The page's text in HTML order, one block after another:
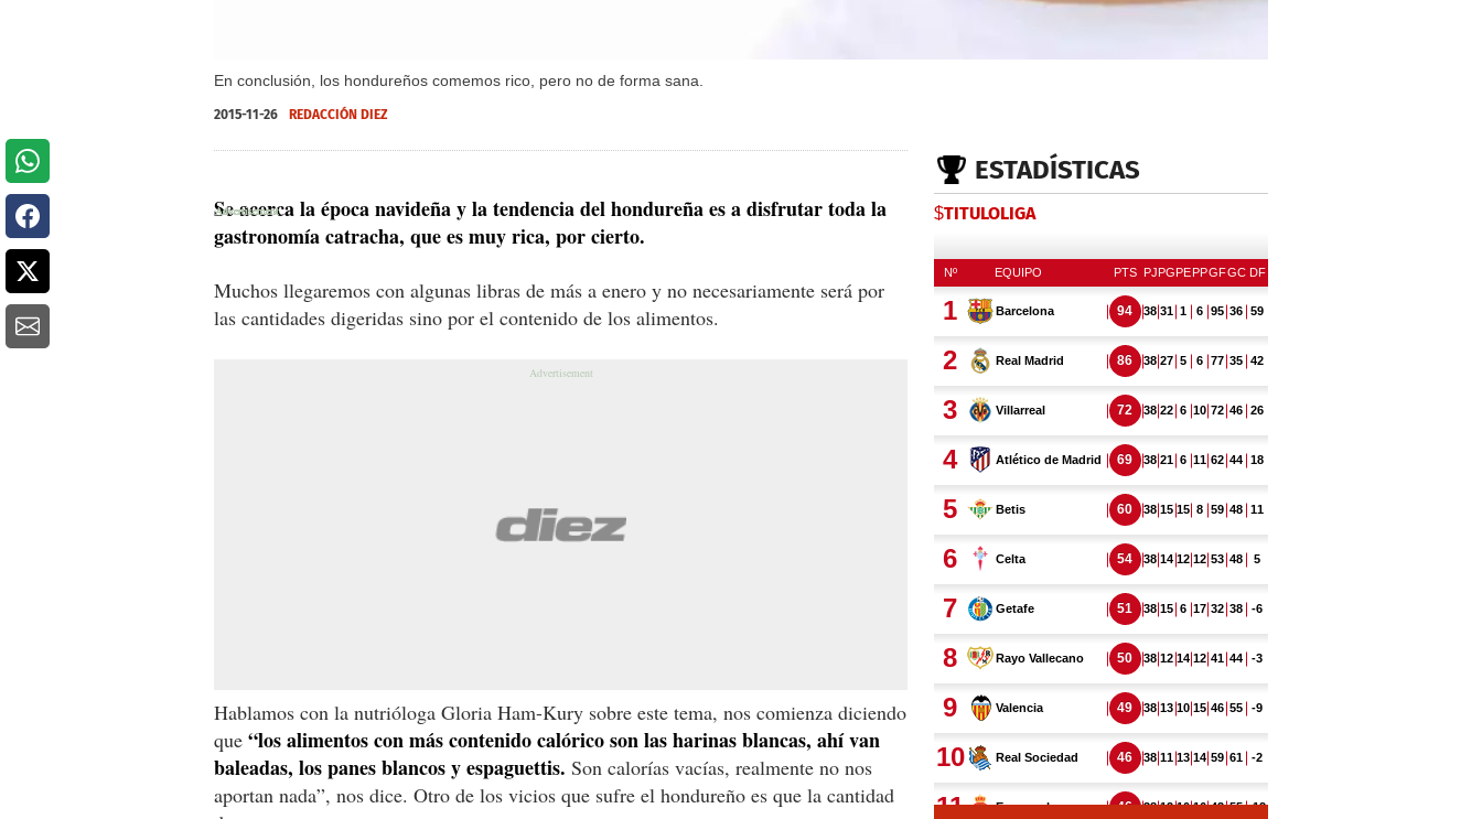
En conclusión, los hondureños comemos rico, pero no de forma sana.
2015-11-26 REDACCIÓN DIEZ
Se acerca la época navideña y la tendencia del hondureña es a disfrutar toda la
gastronomía catracha, que es muy rica, por cierto.
Muchos llegaremos con algunas libras de más a enero y no necesariamente será por
las cantidades digeridas sino por el contenido de los alimentos.
Hablamos con la nutrióloga Gloria Ham-Kury sobre este tema, nos comienza diciendo
que “los alimentos con más contenido calórico son las harinas blancas, ahí van
baleadas, los panes blancos y espaguettis. Son calorías vacías, realmente no nos
aportan nada”, nos dice. Otro de los vicios que sufre el hondureño es que la cantidad
ESTADÍSTICAS
$TITULOLIGA